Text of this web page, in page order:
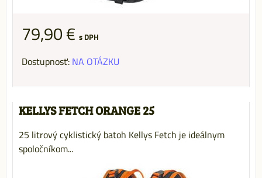
79,90 € s DPH
Dostupnosť: NA OTÁZKU
KELLYS FETCH ORANGE 25
25 litrový cyklistický batoh Kellys Fetch je ideálnym
spoločníkom...